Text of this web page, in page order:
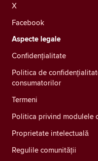
X
Facebook
Aspecte legale
Confidenţialitate
Politica de
consumatorilor
Termeni
Politica privind modulele
Proprietate intelectuală
Regulile comunității